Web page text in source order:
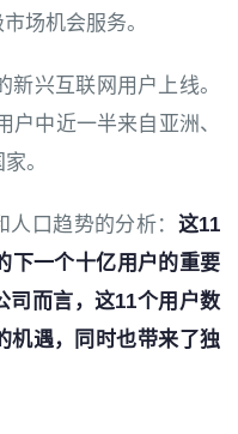
场机会服务。
新兴互联网用户上线。
户中近一半来自亚洲、
。
口趋势的分析： 这11
下一个十亿用户的重要
司而言，这11个用户数
机遇，同时也带来了独